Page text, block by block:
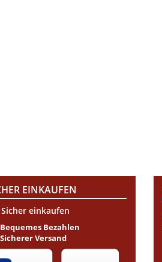
EINKAUFEN
einkaufen
Bezahlen
Versand